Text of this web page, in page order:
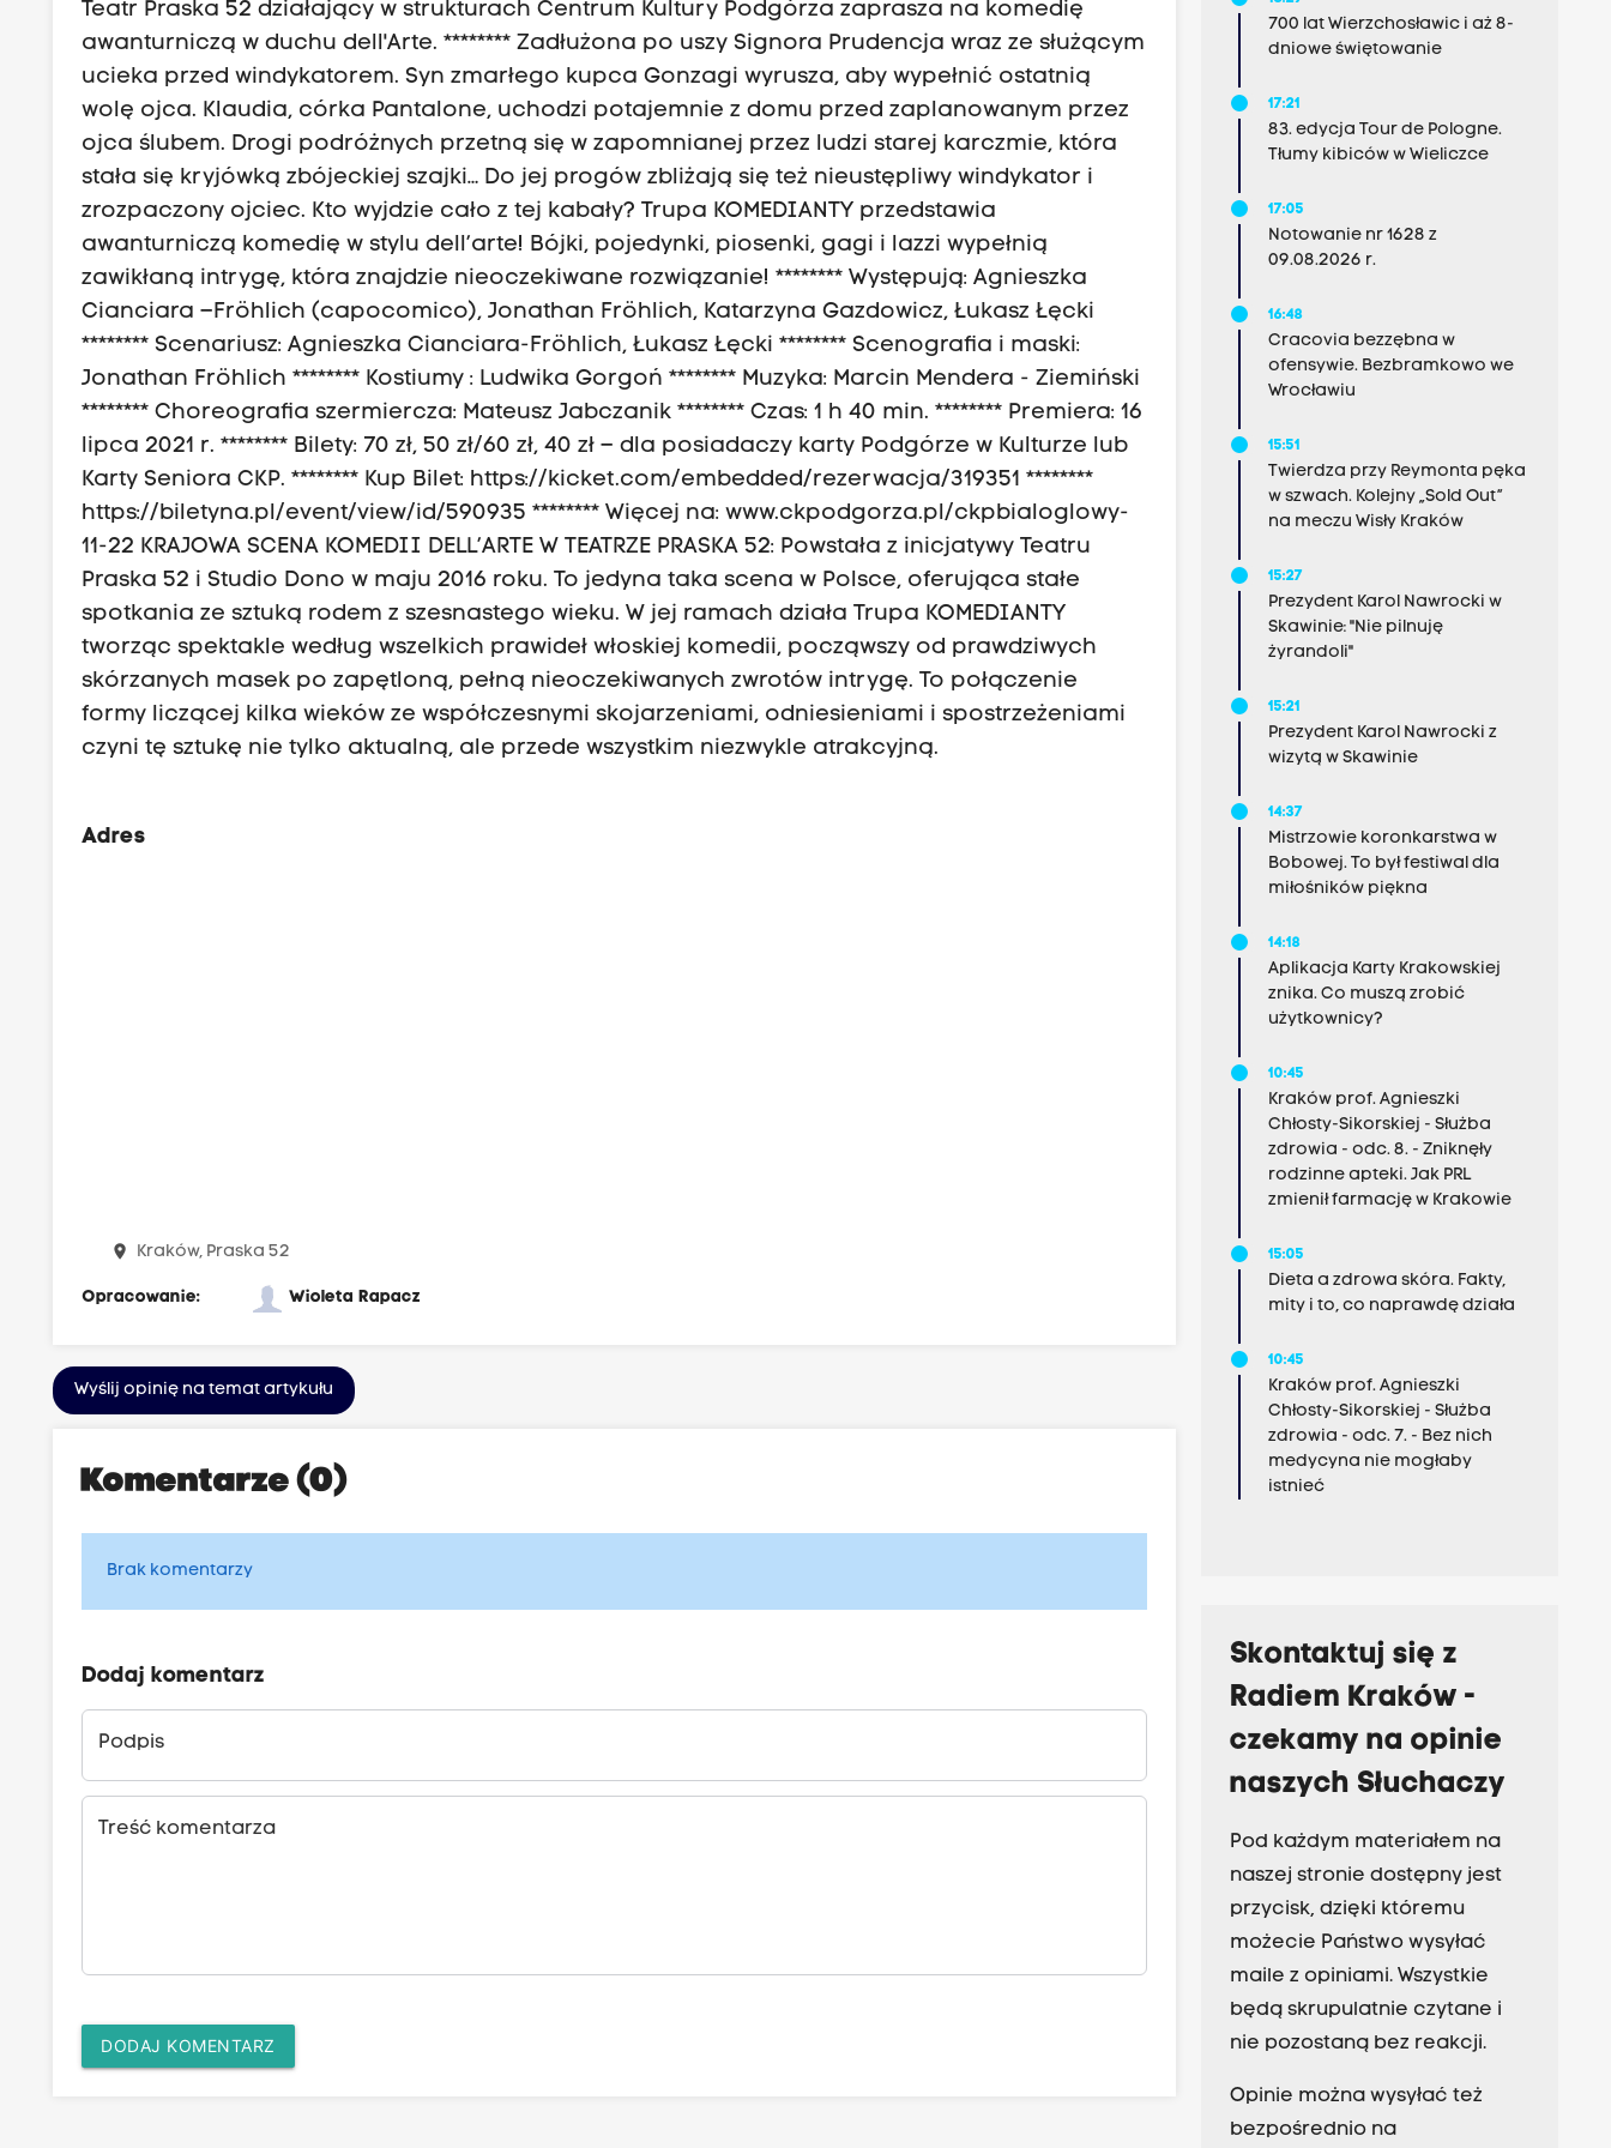
Teatr Praska 52 działający w strukturach Centrum Kultury Podgórza zaprasza na komedię
awanturniczą w duchu dell'Arte. ******** Zadłużona po uszy Signora Prudencja wraz ze służącym
ucieka przed windykatorem. Syn zmarłego kupca Gonzagi wyrusza, aby wypełnić ostatnią
wolę ojca. Klaudia, córka Pantalone, uchodzi potajemnie z domu przed zaplanowanym przez
ojca ślubem. Drogi podróżnych przetną się w zapomnianej przez ludzi starej karczmie, która
stała się kryjówką zbójeckiej szajki… Do jej progów zbliżają się też nieustępliwy windykator i
zrozpaczony ojciec. Kto wyjdzie cało z tej kabały? Trupa KOMEDIANTY przedstawia
awanturniczą komedię w stylu dell’arte! Bójki, pojedynki, piosenki, gagi i lazzi wypełnią
zawikłaną intrygę, która znajdzie nieoczekiwane rozwiązanie! ******** Występują: Agnieszka
Cianciara –Fröhlich (capocomico), Jonathan Fröhlich, Katarzyna Gazdowicz, Łukasz Łęcki
******** Scenariusz: Agnieszka Cianciara-Fröhlich, Łukasz Łęcki ******** Scenografia i maski:
Jonathan Fröhlich ******** Kostiumy : Ludwika Gorgoń ******** Muzyka: Marcin Mendera - Ziemiński
******** Choreografia szermiercza: Mateusz Jabczanik ******** Czas: 1 h 40 min. ******** Premiera: 16
lipca 2021 r. ******** Bilety: 70 zł, 50 zł/60 zł, 40 zł – dla posiadaczy karty Podgórze w Kulturze lub
Karty Seniora CKP. ******** Kup Bilet: https://kicket.com/embedded/rezerwacja/319351 ********
https://biletyna.pl/event/view/id/590935 ******** Więcej na: www.ckpodgorza.pl/ckpbialoglowy-
11-22 KRAJOWA SCENA KOMEDII DELL’ARTE W TEATRZE PRASKA 52: Powstała z inicjatywy Teatru
Praska 52 i Studio Dono w maju 2016 roku. To jedyna taka scena w Polsce, oferująca stałe
spotkania ze sztuką rodem z szesnastego wieku. W jej ramach działa Trupa KOMEDIANTY
tworząc spektakle według wszelkich prawideł włoskiej komedii, począwszy od prawdziwych
skórzanych masek po zapętloną, pełną nieoczekiwanych zwrotów intrygę. To połączenie
formy liczącej kilka wieków ze współczesnymi skojarzeniami, odniesieniami i spostrzeżeniami
czyni tę sztukę nie tylko aktualną, ale przede wszystkim niezwykle atrakcyjną.
Adres
place Kraków, Praska 52
Opracowanie: Wioleta Rapacz
Wyślij opinię na temat artykułu
Komentarze (0)
Brak komentarzy
Dodaj komentarz
Podpis
Treść komentarza
DODAJ KOMENTARZ
700 lat Wierzchosławic i aż 8-
dniowe świętowanie
17:21
83. edycja Tour de Pologne.
Tłumy kibiców w Wieliczce
17:05
Notowanie nr 1628 z
09.08.2026 r.
16:48
Cracovia bezzębna w
ofensywie. Bezbramkowo we
Wrocławiu
15:51
Twierdza przy Reymonta pęka
w szwach. Kolejny „Sold Out”
na meczu Wisły Kraków
15:27
Prezydent Karol Nawrocki w
Skawinie: "Nie pilnuję
żyrandoli"
15:21
Prezydent Karol Nawrocki z
wizytą w Skawinie
14:37
Mistrzowie koronkarstwa w
Bobowej. To był festiwal dla
miłośników piękna
14:18
Aplikacja Karty Krakowskiej
znika. Co muszą zrobić
użytkownicy?
10:45
Kraków prof. Agnieszki
Chłosty-Sikorskiej - Służba
zdrowia - odc. 8. - Zniknęły
rodzinne apteki. Jak PRL
zmienił farmację w Krakowie
15:05
Dieta a zdrowa skóra. Fakty,
mity i to, co naprawdę działa
10:45
Kraków prof. Agnieszki
Chłosty-Sikorskiej - Służba
zdrowia - odc. 7. - Bez nich
medycyna nie mogłaby
istnieć
Skontaktuj się z
Radiem Kraków -
czekamy na opinie
naszych Słuchaczy
Pod każdym materiałem na
naszej stronie dostępny jest
przycisk, dzięki któremu
możecie Państwo wysyłać
maile z opiniami. Wszystkie
będą skrupulatnie czytane i
nie pozostaną bez reakcji.
Opinie można wysyłać też
bezpośrednio na